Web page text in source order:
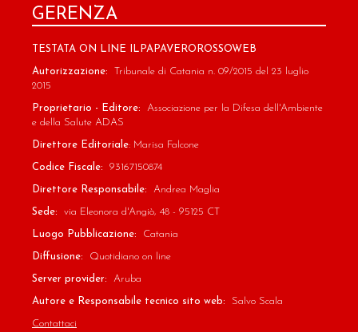
GERENZA
TESTATA ON LINE ILPAPAVEROROSSOWEB
Autorizzazione: Tribunale di Catania n. 09/2015 del 23 luglio
2015
Proprietario - Editore: Associazione per la Difesa dell'Ambiente
e della Salute ADAS
Direttore Editoriale: Marisa Falcone
Codice Fiscale: 93167150874
Direttore Responsabile: Andrea Maglia
Sede: via Eleonora d'Angiò, 48 - 95125 CT
Luogo Pubblicazione: Catania
Diffusione: Quotidiano on line
Server provider: Aruba
Autore e Responsabile tecnico sito web: Salvo Scala
Contattaci